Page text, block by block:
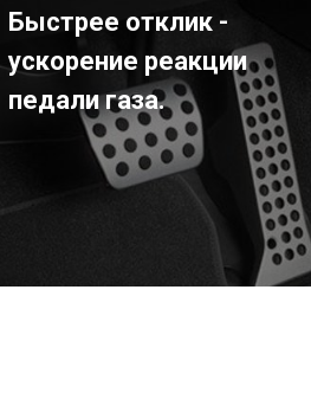
Быстрее отклик -
ускорение реакции
педали газа.